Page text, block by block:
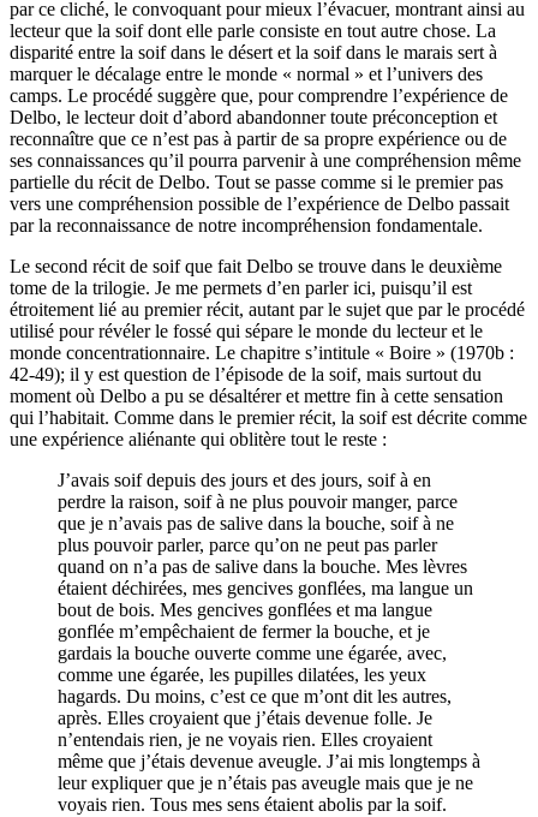
par ce cliché, le convoquant pour mieux l’évacuer, montrant ainsi au
lecteur que la soif dont elle parle consiste en tout autre chose. La
disparité entre la soif dans le désert et la soif dans le marais sert à
marquer le décalage entre le monde « normal » et l’univers des
camps. Le procédé suggère que, pour comprendre l’expérience de
Delbo, le lecteur doit d’abord abandonner toute préconception et
reconnaître que ce n’est pas à partir de sa propre expérience ou de
ses connaissances qu’il pourra parvenir à une compréhension même
partielle du récit de Delbo. Tout se passe comme si le premier pas
vers une compréhension possible de l’expérience de Delbo passait
par la reconnaissance de notre incompréhension fondamentale.
Le second récit de soif que fait Delbo se trouve dans le deuxième
tome de la trilogie. Je me permets d’en parler ici, puisqu’il est
étroitement lié au premier récit, autant par le sujet que par le procédé
utilisé pour révéler le fossé qui sépare le monde du lecteur et le
monde concentrationnaire. Le chapitre s’intitule « Boire » (1970b :
42-49); il y est question de l’épisode de la soif, mais surtout du
moment où Delbo a pu se désaltérer et mettre fin à cette sensation
qui l’habitait. Comme dans le premier récit, la soif est décrite comme
une expérience aliénante qui oblitère tout le reste :
J’avais soif depuis des jours et des jours, soif à en
perdre la raison, soif à ne plus pouvoir manger, parce
que je n’avais pas de salive dans la bouche, soif à ne
plus pouvoir parler, parce qu’on ne peut pas parler
quand on n’a pas de salive dans la bouche. Mes lèvres
étaient déchirées, mes gencives gonflées, ma langue un
bout de bois. Mes gencives gonflées et ma langue
gonflée m’empêchaient de fermer la bouche, et je
gardais la bouche ouverte comme une égarée, avec,
comme une égarée, les pupilles dilatées, les yeux
hagards. Du moins, c’est ce que m’ont dit les autres,
après. Elles croyaient que j’étais devenue folle. Je
n’entendais rien, je ne voyais rien. Elles croyaient
même que j’étais devenue aveugle. J’ai mis longtemps à
leur expliquer que je n’étais pas aveugle mais que je ne
voyais rien. Tous mes sens étaient abolis par la soif.